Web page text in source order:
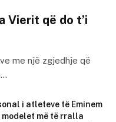
Vierit që do t’i
me një zgjedhje që
i atleteve të Eminem
më të rralla